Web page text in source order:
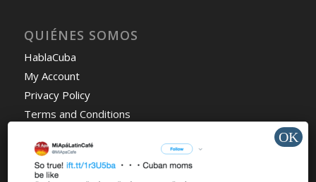
QUIÉNES SOMOS
HablaCuba
My Account
Privacy Policy
Terms and Conditions
News
Charity